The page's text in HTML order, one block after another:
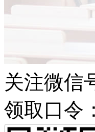
关注微信
领取口令